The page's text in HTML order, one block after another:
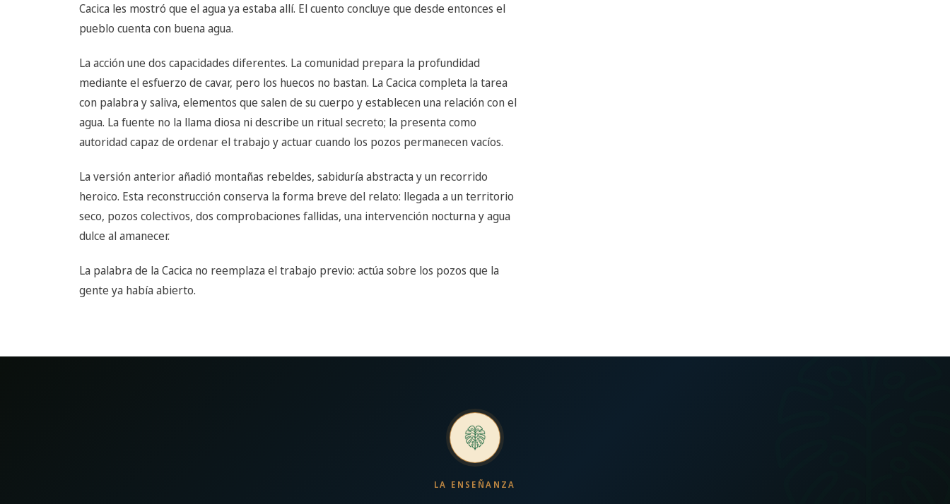
Cacica les mostró que el agua ya estaba allí. El cuento concluye que desde entonces el
pueblo cuenta con buena agua.
La acción une dos capacidades diferentes. La comunidad prepara la profundidad
mediante el esfuerzo de cavar, pero los huecos no bastan. La Cacica completa la tarea
con palabra y saliva, elementos que salen de su cuerpo y establecen una relación con el
agua. La fuente no la llama diosa ni describe un ritual secreto; la presenta como
autoridad capaz de ordenar el trabajo y actuar cuando los pozos permanecen vacíos.
La versión anterior añadió montañas rebeldes, sabiduría abstracta y un recorrido
heroico. Esta reconstrucción conserva la forma breve del relato: llegada a un territorio
seco, pozos colectivos, dos comprobaciones fallidas, una intervención nocturna y agua
dulce al amanecer.
La palabra de la Cacica no reemplaza el trabajo previo: actúa sobre los pozos que la
gente ya había abierto.
LA ENSEÑANZA